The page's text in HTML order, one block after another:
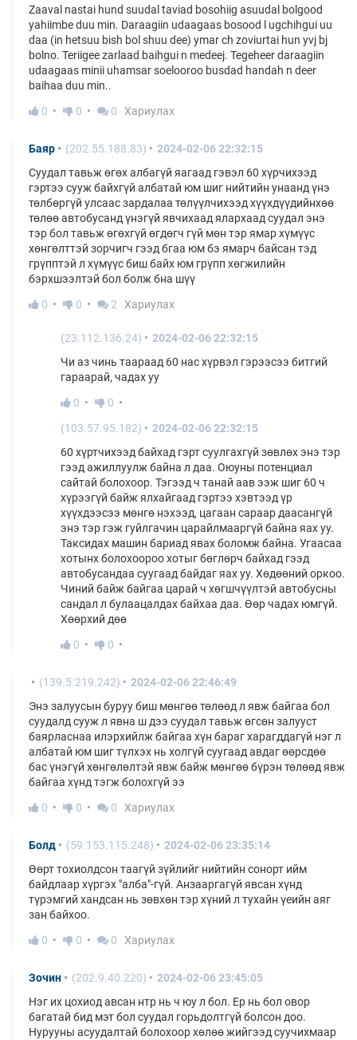
Zaaval nastai hund suudal taviad bosohiig asuudal bolgood
yahiimbe duu min. Daraagiin udaagaas bosood l ugchihgui uu
daa (in hetsuu bish bol shuu dee) ymar ch zoviurtai hun yvj bj
bolno. Teriigee zarlaad baihgui n medeej. Tegeheer daraagiin
udaagaas minii uhamsar soelooroo busdad handah n deer
baihaa duu min..
0
0 0 Хариулах
Баяр (202.55.188.83)
2024-02-06 22:32:15
Суудал тавьж өгөх албагүй яагаад гэвэл 60 хүрчихээд
гэртээ сууж байхгүй албатай юм шиг нийтийн унаанд үнэ
төлбөргүй улсаас зардалаа төлүүлчихээд хүүхдүүдийнхөө
төлөө автобусанд үнэгүй явчихаад ялархаад суудал энэ
тэр бол тавьж өгөхгүй өгдөгч гүй мөн тэр ямар хүмүүс
хөнгөлттэй зорчигч гээд бгаа юм бэ ямарч байсан тэд
грүпптэй л хүмүүс биш байх юм грүпп хөгжилийн
бэрхшээлтэй бол болж бна шүү
0
0 2 Хариулах
(23.112.136.24)
2024-02-06 22:32:15
Чи аз чинь таараад 60 нас хүрвэл гэрээсээ битгий
гараарай, чадах уу
0
0
(103.57.95.182)
2024-02-06 22:32:15
60 хүртчихээд байхад гэрт суулгахгүй зөвлөх энэ тэр
гээд ажиллуулж байна л даа. Оюуны потенциал
сайтай болохоор. Тэгээд ч танай аав ээж шиг 60 ч
хүрээгүй байж ялхайгаад гэртээ хэвтээд үр
хүүхдээсээ мөнгө нэхээд, цагаан сараар даасангүй
энэ тэр гэж гуйлгачин царайлмааргүй байна яах уу.
Таксидах машин бариад явах боломж байна. Угаасаа
хотынх болохоороо хотыг бөглөрч байхад гээд
автобусандаа суугаад байдаг яах уу. Хөдөөний оркоо.
Чиний байж байгаа царай ч хөгшчүүлтэй автобусны
сандал л булаацалдах байхаа даа. Өөр чадах юмгүй.
Хөөрхий дөө
0
0
(139.5.219.242)
2024-02-06 22:46:49
Энэ залуусын буруу биш мөнгөө төлөөд л явж байгаа бол
суудалд сууж л явна ш дээ суудал тавьж өгсөн залууст
баярласнаа илэрхийлж байгаа хүн бараг харагддагүй нэг л
албатай юм шиг түлхэх нь холгүй суугаад авдаг өөрсдөө
бас үнэгүй хөнгөлөлтэй явж байж мөнгөө бүрэн төлөөд явж
байгаа хүнд тэгж болохгүй ээ
0
0 0 Хариулах
Болд (59.153.115.248)
2024-02-06 23:35:14
Өөрт тохиолдсон таагүй зүйлийг нийтийн сонорт ийм
байдлаар хүргэх "алба"-гүй. Анзааргагүй явсан хүнд
түрэмгий хандсан нь зөвхөн тэр хүний л тухайн үеийн аяг
зан байхоо.
0
0 0 Хариулах
Зочин (202.9.40.220)
2024-02-06 23:45:05
Нэг их цохиод авсан нтр нь ч юу л бол. Ер нь бол овор
багатай бид мэт бол суудал горьдолтгүй болсон доо.
Нурууны асуудалтай болохоор хөлөө жийгээд суучихмаар